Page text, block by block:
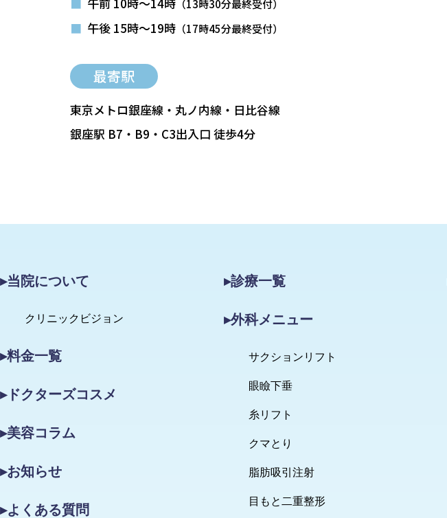
（13時30分最終受付）
■ 午後 15時～19時 （17時45分最終受付）
最寄駅
東京メトロ銀座線・丸ノ内線・日比谷線
銀座駅 B7・B9・C3出入口 徒歩4分
▸当院について
クリニックビジョン
▸料金一覧
▸ドクターズコスメ
▸美容コラム
▸お知らせ
▸よくある質問
▸診療一覧
▸外科メニュー
サクションリフト
眼瞼下垂
糸リフト
クマとり
脂肪吸引注射
目もと二重整形